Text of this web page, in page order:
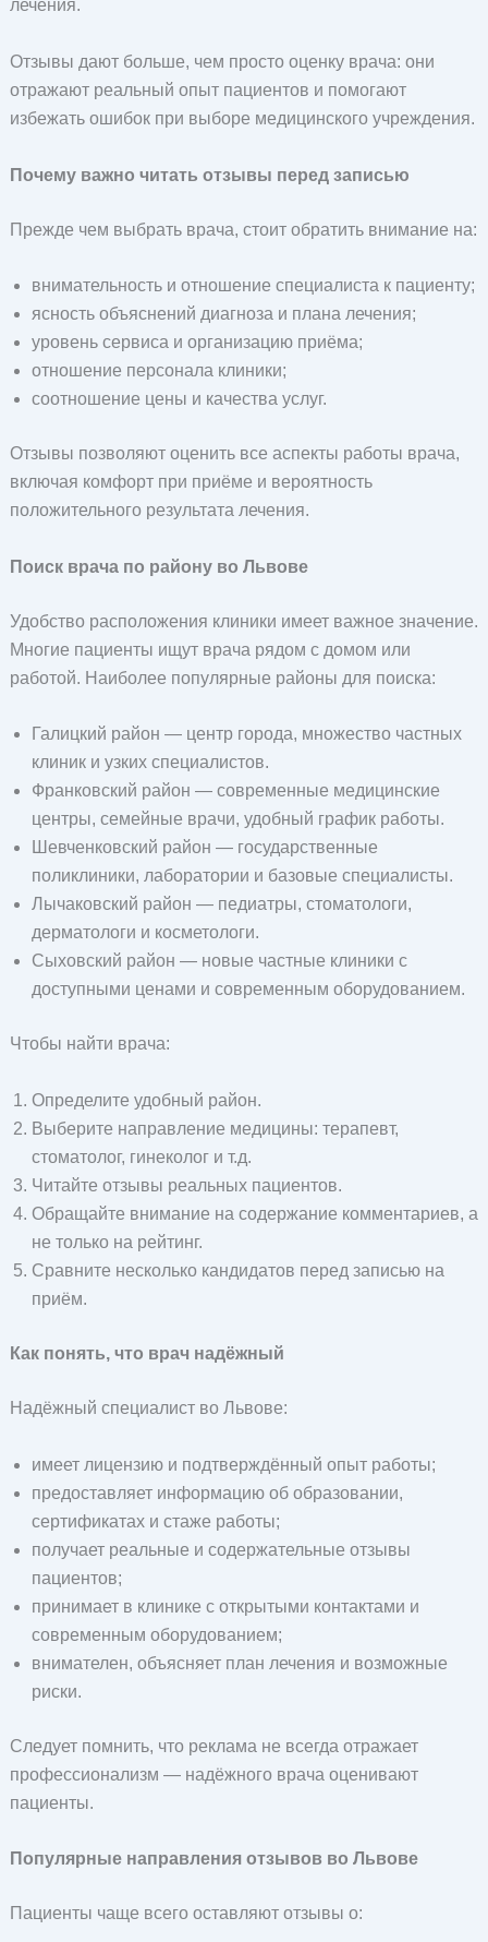
лечения.
Отзывы дают больше, чем просто оценку врача: они
отражают реальный опыт пациентов и помогают
избежать ошибок при выборе медицинского учреждения.
Почему важно читать отзывы перед записью
Прежде чем выбрать врача, стоит обратить внимание на:
внимательность и отношение специалиста к пациенту;
ясность объяснений диагноза и плана лечения;
уровень сервиса и организацию приёма;
отношение персонала клиники;
соотношение цены и качества услуг.
Отзывы позволяют оценить все аспекты работы врача,
включая комфорт при приёме и вероятность
положительного результата лечения.
Поиск врача по району во Львове
Удобство расположения клиники имеет важное значение.
Многие пациенты ищут врача рядом с домом или
работой. Наиболее популярные районы для поиска:
Галицкий район — центр города, множество частных
клиник и узких специалистов.
Франковский район — современные медицинские
центры, семейные врачи, удобный график работы.
Шевченковский район — государственные
поликлиники, лаборатории и базовые специалисты.
Лычаковский район — педиатры, стоматологи,
дерматологи и косметологи.
Сыховский район — новые частные клиники с
доступными ценами и современным оборудованием.
Чтобы найти врача:
Определите удобный район.
Выберите направление медицины: терапевт,
стоматолог, гинеколог и т.д.
Читайте отзывы реальных пациентов.
Обращайте внимание на содержание комментариев, а
не только на рейтинг.
Сравните несколько кандидатов перед записью на
приём.
Как понять, что врач надёжный
Надёжный специалист во Львове:
имеет лицензию и подтверждённый опыт работы;
предоставляет информацию об образовании,
сертификатах и стаже работы;
получает реальные и содержательные отзывы
пациентов;
принимает в клинике с открытыми контактами и
современным оборудованием;
внимателен, объясняет план лечения и возможные
риски.
Следует помнить, что реклама не всегда отражает
профессионализм — надёжного врача оценивают
пациенты.
Популярные направления отзывов во Львове
Пациенты чаще всего оставляют отзывы о: